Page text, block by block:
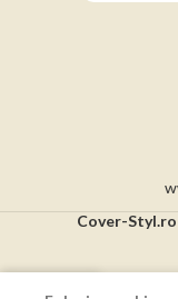
Cover-Styl.ro